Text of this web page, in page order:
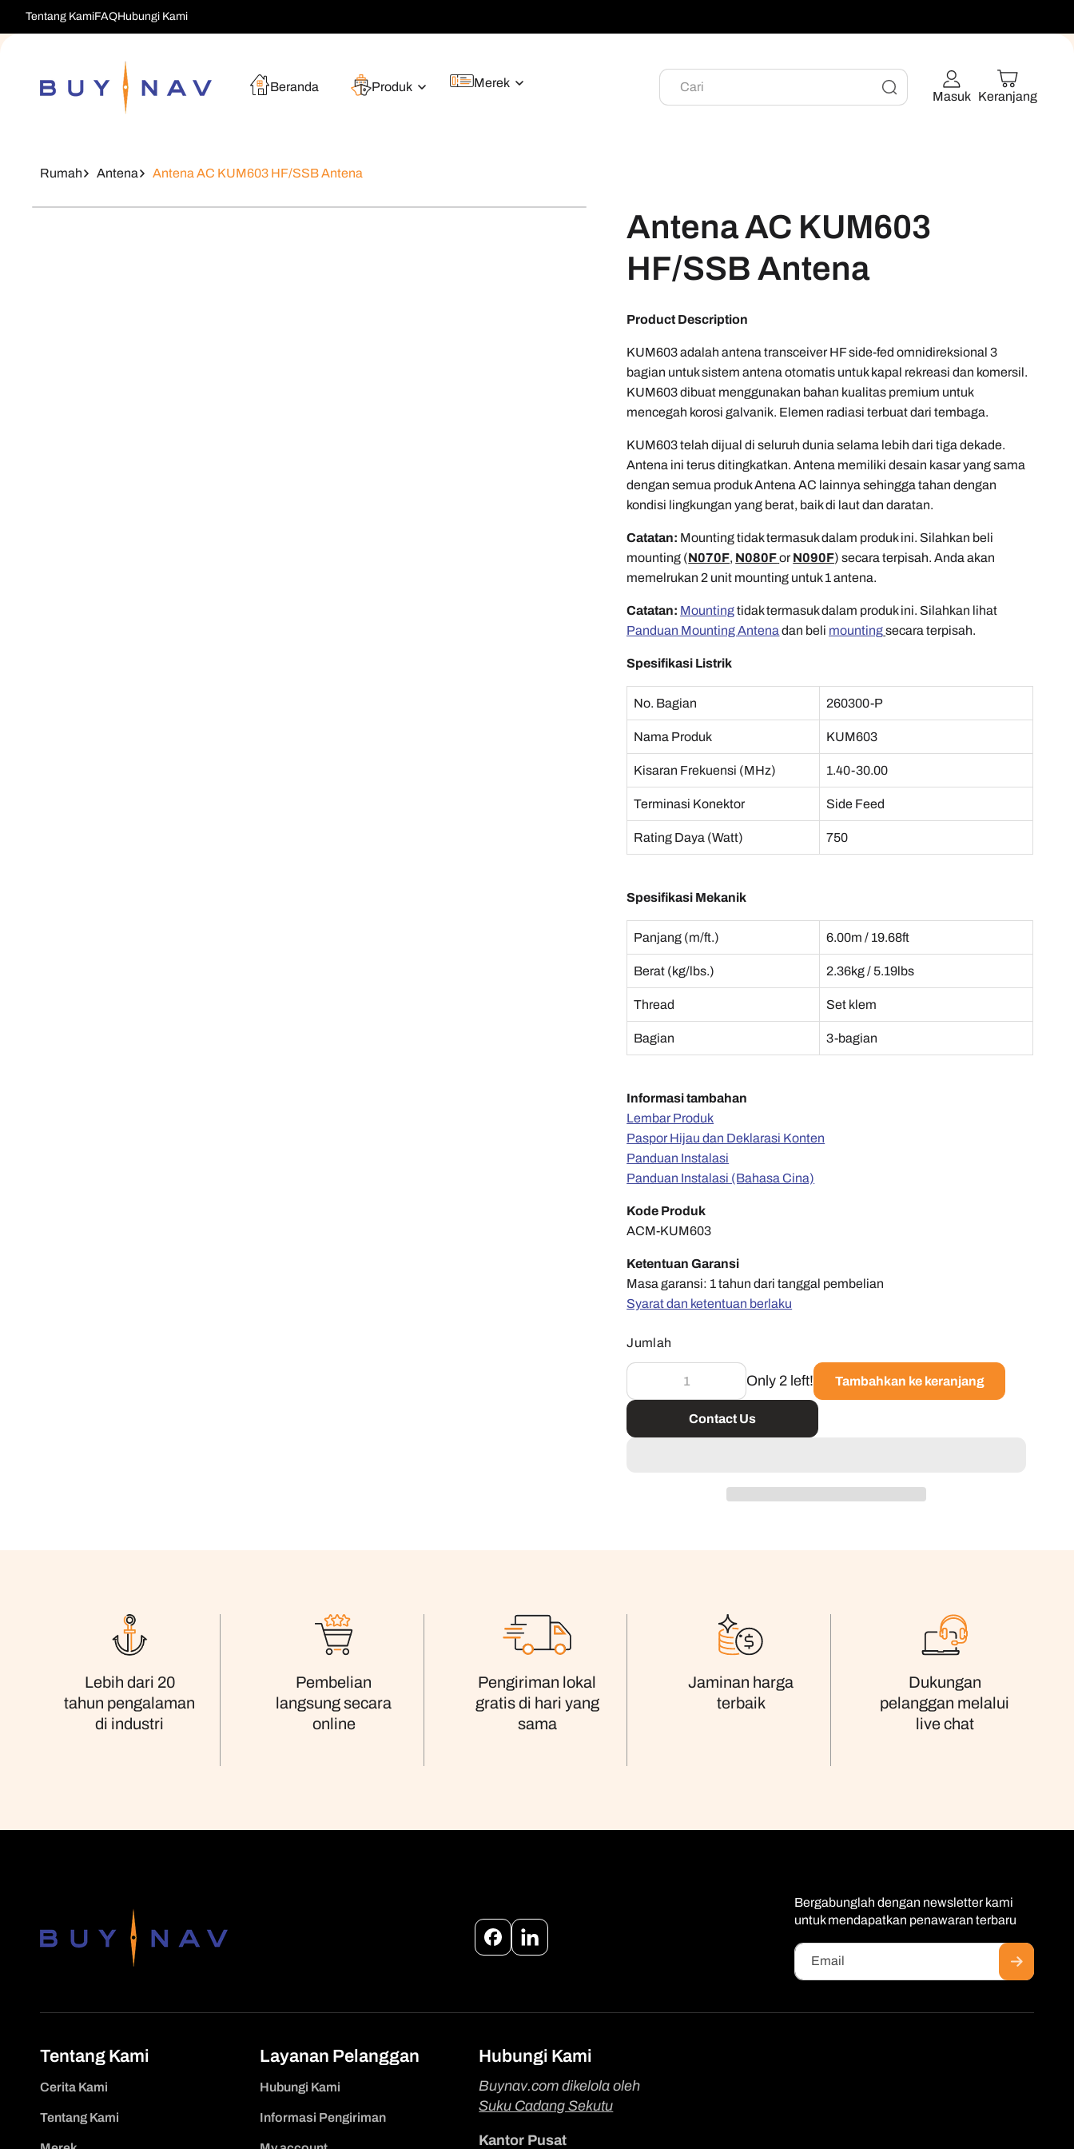
Langsung
Ke Konten
Tentang KamiFAQHubungi Kami
Beranda Produk Merek Cari
Masuk Keranjang
Rumah Antena Antena AC KUM603 HF/SSB Antena
Antena AC KUM603
HF/SSB Antena
Product Description
KUM603 adalah antena transceiver HF side-fed omnidireksional 3
bagian untuk sistem antena otomatis untuk kapal rekreasi dan komersil.
KUM603 dibuat menggunakan bahan kualitas premium untuk
mencegah korosi galvanik. Elemen radiasi terbuat dari tembaga.
KUM603 telah dijual di seluruh dunia selama lebih dari tiga dekade.
Antena ini terus ditingkatkan. Antena memiliki desain kasar yang sama
dengan semua produk Antena AC lainnya sehingga tahan dengan
kondisi lingkungan yang berat, baik di laut dan daratan.
Catatan: Mounting tidak termasuk dalam produk ini. Silahkan beli
mounting (N070F, N080For N090F) secara terpisah. Anda akan
memelrukan 2 unit mounting untuk 1 antena.
Catatan: Mountingtidak termasuk dalam produk ini. Silahkan lihat
Panduan Mounting Antena dan beli mountingsecara terpisah.
Spesifikasi Listrik
No. Bagian 260300-P
Nama Produk KUM603
Kisaran Frekuensi (MHz) 1.40-30.00
Terminasi Konektor Side Feed
Rating Daya (Watt) 750
Spesifikasi Mekanik
Panjang (m/ft.) 6.00m / 19.68ft
Berat (kg/lbs.) 2.36kg / 5.19lbs
Thread Set klem
Bagian 3-bagian
Informasi tambahan
Lembar Produk
Paspor Hijau dan Deklarasi Konten
Panduan Instalasi
Panduan Instalasi (Bahasa Cina)
Kode Produk
ACM-KUM603
Ketentuan Garansi
Masa garansi: 1 tahun dari tanggal pembelian
Syarat dan ketentuan berlaku
Jumlah
Only 2 left! Tambahkan ke keranjang
Contact Us
Lebih dari 20
tahun pengalaman
di industri
Pembelian
langsung secara
online
Pengiriman lokal
gratis di hari yang
sama
Jaminan harga
terbaik
Dukungan
pelanggan melalui
live chat
FacebookInstagram
Bergabunglah dengan newsletter kami
untuk mendapatkan penawaran terbaru
Email
Tentang Kami
Cerita Kami
Tentang Kami
Layanan Pelanggan
Hubungi Kami
Informasi Pengiriman
Hubungi Kami
Buynav.com dikelola oleh
Suku Cadang Sekutu
Kantor Pusat